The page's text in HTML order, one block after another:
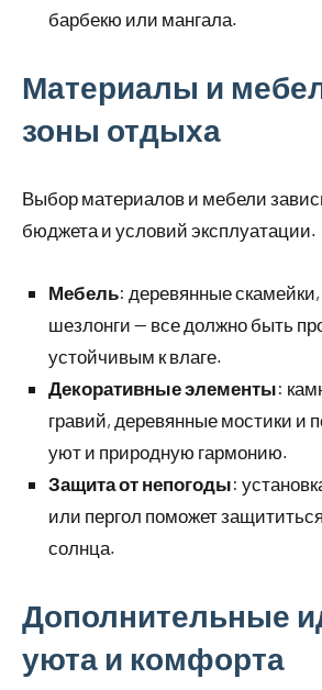
барбекю или мангала.
Материалы и
зоны отдыха
Выбор материалов и мебели
бюджета и условий эксплуатации.
Мебель: деревянные
шезлонги — все должно быть
устойчивым к влаге.
Декоративные элементы:
гравий, деревянные мостики и
уют и природную гармонию.
Защита от непогоды:
или пергол поможет
солнца.
Дополнительные
уюта и комфорта